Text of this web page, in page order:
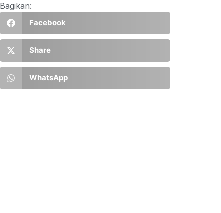
Bagikan:
Facebook
Share
WhatsApp